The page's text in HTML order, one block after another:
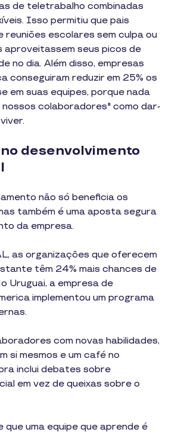
de teletrabalho combinadas
Isso permitiu que pais
reuniões escolares sem culpa ou
aproveitassem seus picos de
no dia. Além disso, empresas
conseguiram reduzir em 25% os
em suas equipes, porque nada
nossos colaboradores" como dar-
desenvolvimento
não só beneficia os
também é uma aposta segura
da empresa.
as organizações que oferecem
têm 24% mais chances de
Uruguai, a empresa de
implementou um programa
com novas habilidades,
si mesmos e um café no
inclui debates sobre
em vez de queixas sobre o
que uma equipe que aprende é